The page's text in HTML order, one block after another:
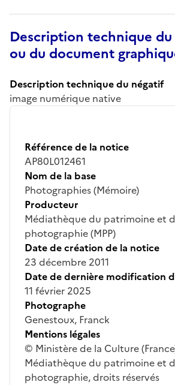
Description technique
ou du document
Description technique du négatif
image numérique native
Référence de la notice
AP80L012461
Nom de la base
Photographies (Mémoire)
Producteur
Médiathèque du patrimoine et
photographie (MPP)
Date de création de la notice
23 décembre 2011
Date de dernière modification
11 février 2025
Photographe
Genestoux, Franck
Mentions légales
© Ministère de la Culture
Médiathèque du patrimoine et
photographie, droits réservés